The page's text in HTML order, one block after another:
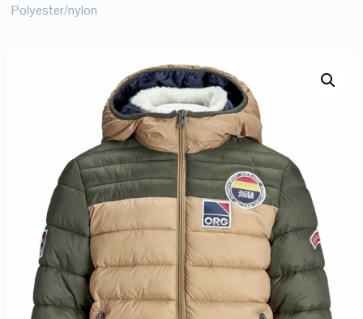
Polyester/nylon